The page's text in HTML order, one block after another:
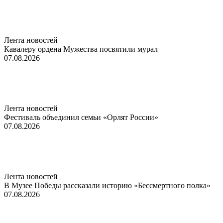
Лента новостей
Кавалеру ордена Мужества посвятили мурал
07.08.2026
Лента новостей
Фестиваль объединил семьи «Орлят России»
07.08.2026
Лента новостей
В Музее Победы рассказали историю «Бессмертного полка»
07.08.2026